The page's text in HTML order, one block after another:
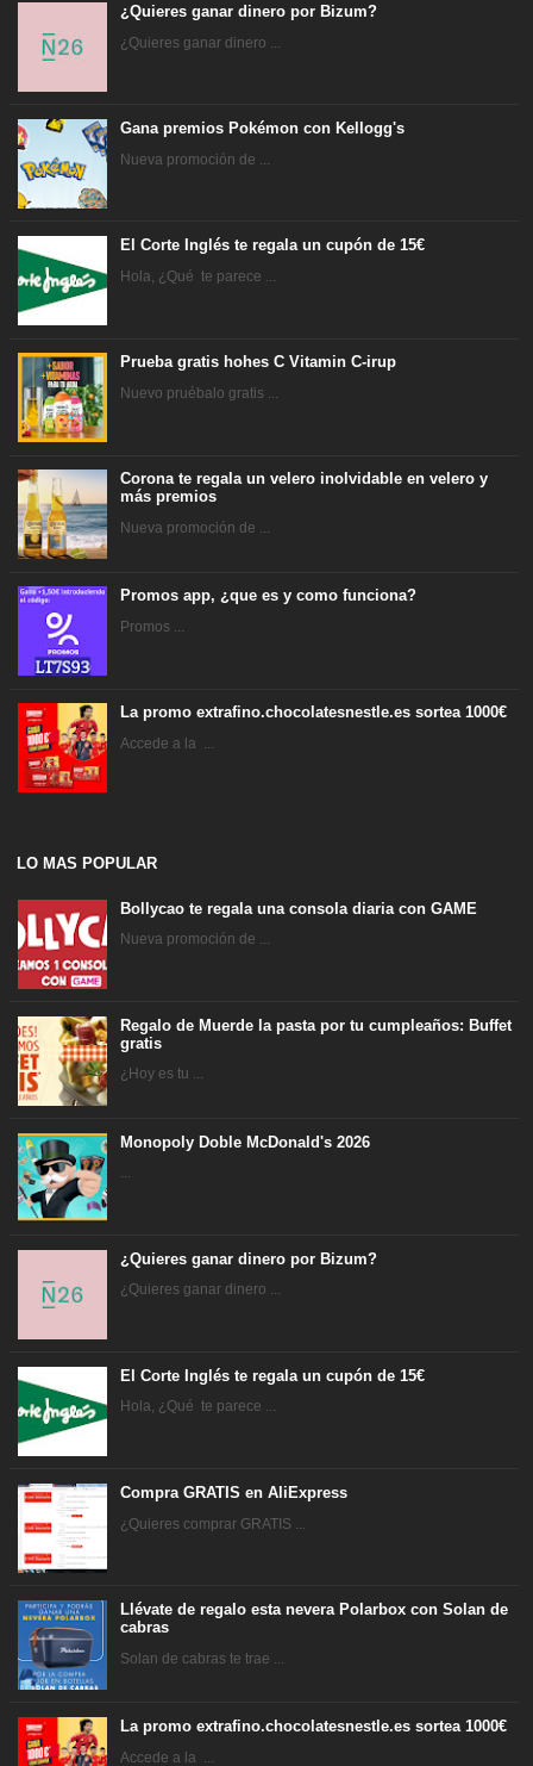
¿Quieres ganar dinero por Bizum?
¿Quieres ganar dinero ...
Gana premios Pokémon con Kellogg's
Nueva promoción de ...
El Corte Inglés te regala un cupón de 15€
Hola, ¿Qué te parece ...
Prueba gratis hohes C Vitamin C-irup
Nuevo pruébalo gratis ...
Corona te regala un velero inolvidable en velero y
más premios
Nueva promoción de ...
Promos app, ¿que es y como funciona?
Promos ...
La promo extrafino.chocolatesnestle.es sortea 1000€
Accede a la ...
LO MAS POPULAR
Bollycao te regala una consola diaria con GAME
Nueva promoción de ...
Regalo de Muerde la pasta por tu cumpleaños: Buffet
gratis
¿Hoy es tu ...
Monopoly Doble McDonald's 2026
...
¿Quieres ganar dinero por Bizum?
¿Quieres ganar dinero ...
El Corte Inglés te regala un cupón de 15€
Hola, ¿Qué te parece ...
Compra GRATIS en AliExpress
¿Quieres comprar GRATIS ...
Llévate de regalo esta nevera Polarbox con Solan de
cabras
Solan de cabras te trae ...
La promo extrafino.chocolatesnestle.es sortea 1000€
Accede a la ...